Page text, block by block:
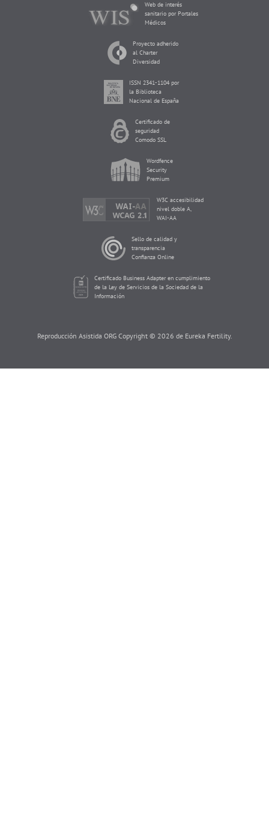
Web de interés
sanitario por Portales
Médicos
Proyecto adherido
al Charter
Diversidad
ISSN 2341-1104 por
la Biblioteca
Nacional de España
Certificado de
seguridad
Comodo SSL
Wordfence
Security
Premium
W3C accesibilidad
nivel doble A,
WAI-AA
Sello de calidad y
transparencia
Confianza Online
Certificado Business Adapter en cumplimiento
de la Ley de Servicios de la Sociedad de la
Información
Reproducción Asistida ORG Copyright © 2026 de Eureka Fertility.